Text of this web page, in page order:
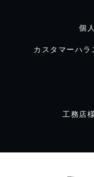
個
カスタマーハ
工務店